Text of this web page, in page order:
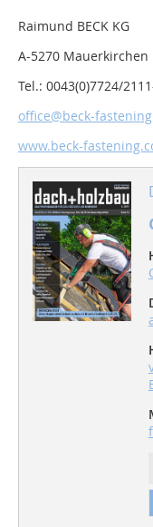
Raimund BECK KG
A-5270 Mauerkirchen
Tel.: 0043(0)7724/
office@beck-
www.beck-